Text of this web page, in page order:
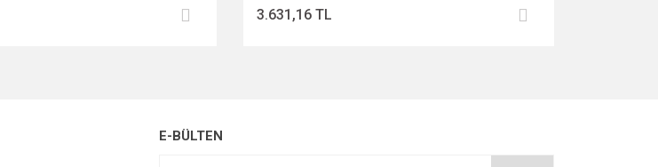
3.631,16 TL
E-BÜLTEN